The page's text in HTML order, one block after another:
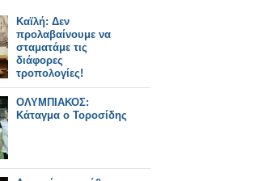
Καϊλή: Δεν
προλαβαίνουμε να
σταματάμε τις
διάφορες
τροπολογίες!
ΟΛΥΜΠΙΑΚΟΣ:
Κάταγμα ο Τοροσίδης